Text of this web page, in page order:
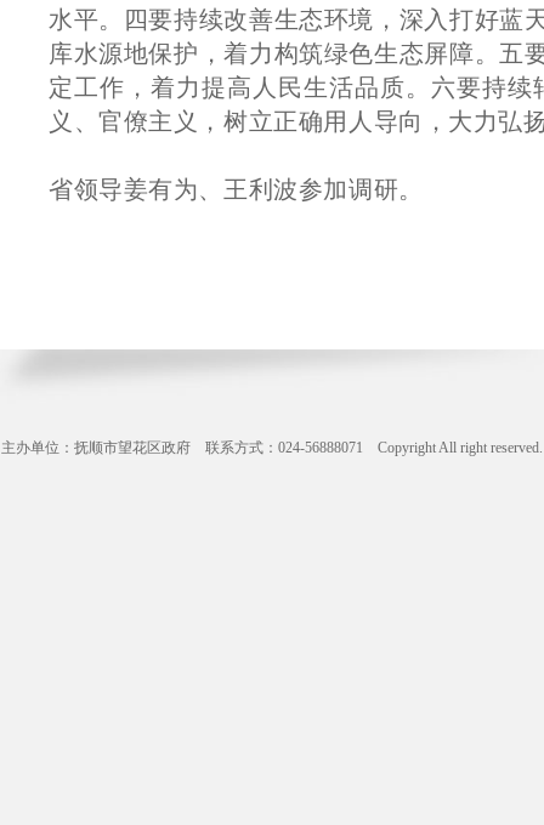
水平。四要持续改善生态环境，深入打好蓝
库水源地保护，着力构筑绿色生态屏障。五
定工作，着力提高人民生活品质。六要持
义、官僚主义，树立正确用人导向，大力弘
省领导姜有为、王利波参加调研。
主办单位：抚顺市望花区政府 联系方式：024-56888071 Copyright All right